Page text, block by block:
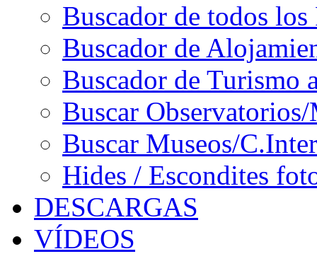
Buscador de todos los
Buscador de
Buscador de Turismo
Buscar
Buscar Museos/
Hides / Escondites
DESCARGAS
VÍDEOS